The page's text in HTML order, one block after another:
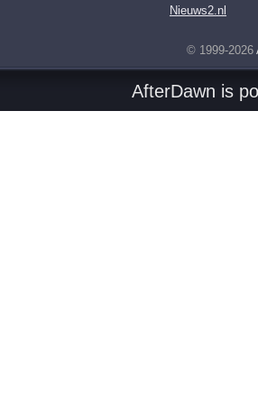
Nieuws2.nl
© 1999-2026
AfterDawn is